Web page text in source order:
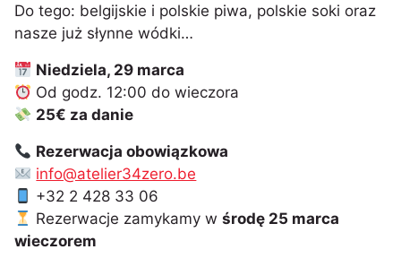
Do tego: belgijskie i polskie piwa, polskie soki oraz
nasze już słynne wódki…
Niedziela, 29 marca
Od godz. 12:00 do wieczora
25€ za danie
Rezerwacja obowiązkowa
info@atelier34zero.be
+32 2 428 33 06
Rezerwacje zamykamy wśrodę 25 marca
wieczorem